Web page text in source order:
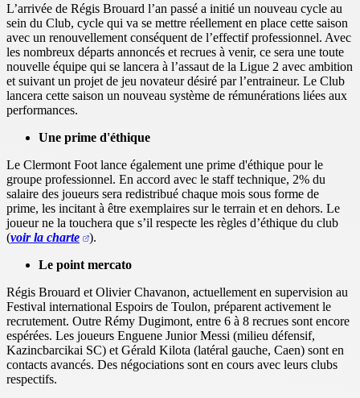
L’arrivée de Régis Brouard l’an passé a initié un nouveau cycle au
sein du Club, cycle qui va se mettre réellement en place cette saison
avec un renouvellement conséquent de l’effectif professionnel. Avec
les nombreux départs annoncés et recrues à venir, ce sera une toute
nouvelle équipe qui se lancera à l’assaut de la Ligue 2 avec ambition
et suivant un projet de jeu novateur désiré par l’entraineur. Le Club
lancera cette saison un nouveau système de rémunérations liées aux
performances.
Une prime d'éthique
Le Clermont Foot lance également une prime d'éthique pour le
groupe professionnel. En accord avec le staff technique, 2% du
salaire des joueurs sera redistribué chaque mois sous forme de
prime, les incitant à être exemplaires sur le terrain et en dehors. Le
joueur ne la touchera que s’il respecte les règles d’éthique du club
(voir la charte
).
Le point mercato
Régis Brouard et Olivier Chavanon, actuellement en supervision au
Festival international Espoirs de Toulon, préparent activement le
recrutement. Outre Rémy Dugimont, entre 6 à 8 recrues sont encore
espérées. Les joueurs Enguene Junior Messi (milieu défensif,
Kazincbarcikai SC) et Gérald Kilota (latéral gauche, Caen) sont en
contacts avancés. Des négociations sont en cours avec leurs clubs
respectifs.